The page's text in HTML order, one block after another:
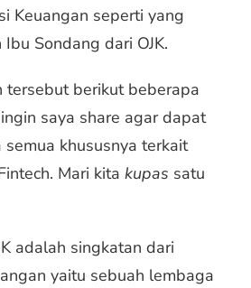
Keuangan seperti yang
Sondang dari OJK.
tersebut berikut beberapa
saya share agar dapat
khususnya terkait
Mari kita kupas satu
adalah singkatan dari
yaitu sebuah lembaga